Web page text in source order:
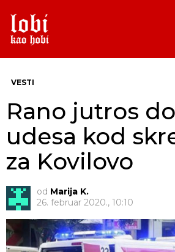
VESTI
Rano jutros
udesa kod
za Kovilovo
od Marija K.
26. februar 2020., 10:10